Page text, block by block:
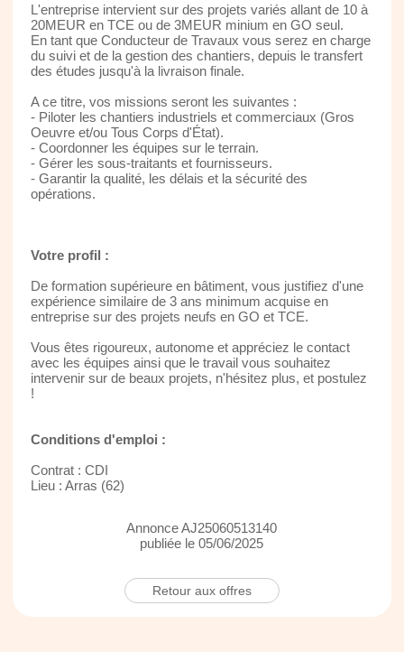
L'entreprise intervient sur des projets variés allant de 10 à
20MEUR en TCE ou de 3MEUR minium en GO seul.
En tant que Conducteur de Travaux vous serez en charge
du suivi et de la gestion des chantiers, depuis le transfert
des études jusqu'à la livraison finale.
A ce titre, vos missions seront les suivantes :
- Piloter les chantiers industriels et commerciaux (Gros
Oeuvre et/ou Tous Corps d'État).
- Coordonner les équipes sur le terrain.
- Gérer les sous-traitants et fournisseurs.
- Garantir la qualité, les délais et la sécurité des
opérations.
Votre profil :
De formation supérieure en bâtiment, vous justifiez d'une
expérience similaire de 3 ans minimum acquise en
entreprise sur des projets neufs en GO et TCE.
Vous êtes rigoureux, autonome et appréciez le contact
avec les équipes ainsi que le travail vous souhaitez
intervenir sur de beaux projets, n'hésitez plus, et postulez
!
Conditions d'emploi :
Contrat : CDI
Lieu : Arras (62)
Annonce AJ25060513140
publiée le 05/06/2025
Retour aux offres